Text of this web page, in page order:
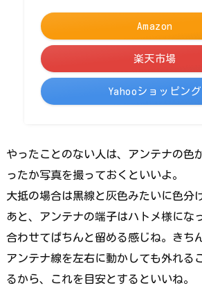
Amazon
楽天市場
Yahooショッピング
やったことのない人は、アンテナの色
ったか写真を撮っておくといいよ。
大抵の場合は黒線と灰色みたいに色分
あと、アンテナの端子はハトメ様にな
合わせてぱちんと留める感じね。きち
アンテナ線を左右に動かしても外れる
るから、これを目安とするといいね。